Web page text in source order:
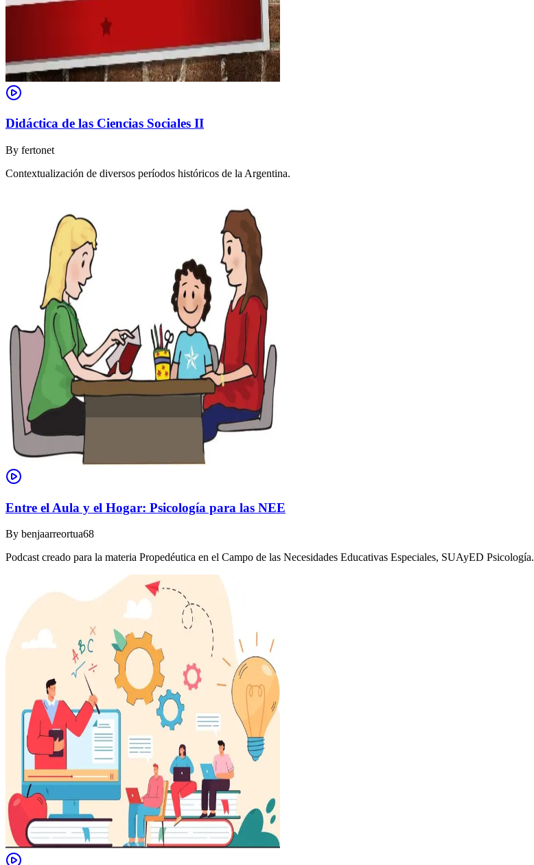
Didáctica de las Ciencias Sociales II
By fertonet
Contextualización de diversos períodos históricos de la Argentina.
Entre el Aula y el Hogar: Psicología para las NEE
By benjaarreortua68
Podcast creado para la materia Propedéutica en el Campo de las Necesidades Educativas Especiales, SUAyED Psicología.